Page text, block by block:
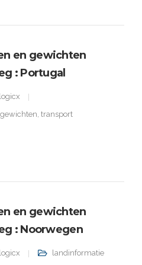
en gewichten
: Portugal
, transport
en gewichten
: Noorwegen
landinformatie